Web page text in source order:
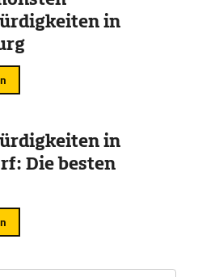
in
in
Die besten